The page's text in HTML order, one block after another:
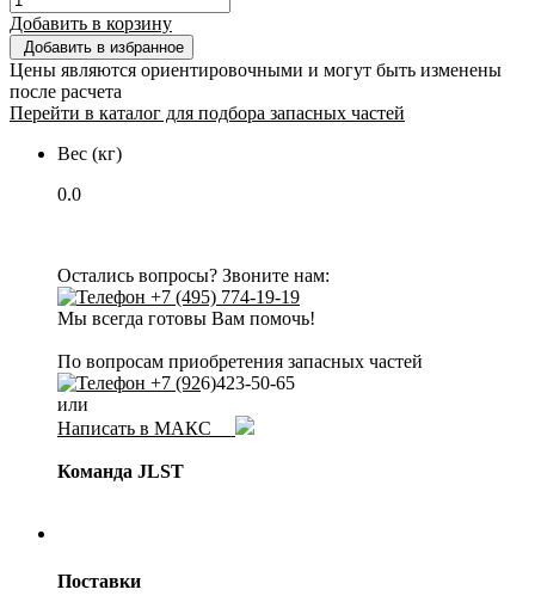
Добавить в корзину
Добавить в избранное
Цены являются ориентировочными и могут быть изменены
после расчета
Перейти в каталог для подбора запасных частей
Вес (кг)
0.0
Остались вопросы? Звоните нам:
+7 (495) 774-19-19
Мы всегда готовы Вам помочь!
По вопросам приобретения запасных частей
+7 (926)423-50-65
или
Написать в МАКС
Команда JLST
Поставки